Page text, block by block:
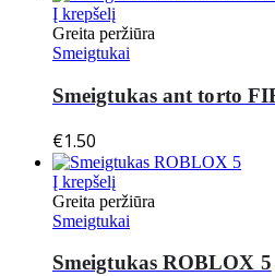
Į krepšelį
Greita peržiūra
Smeigtukai
Smeigtukas ant torto
€1.50
Į krepšelį
Greita peržiūra
Smeigtukai
Smeigtukas ROBLOX 5